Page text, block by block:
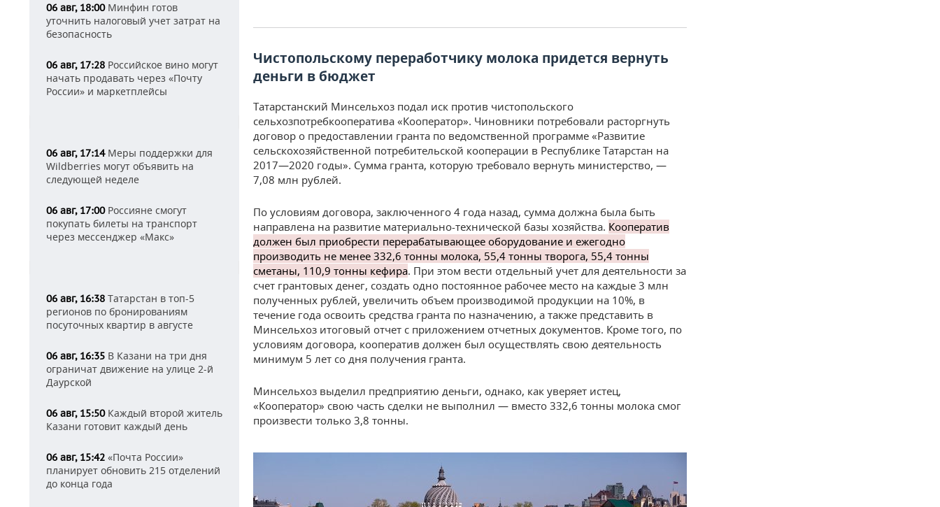
06 авг, 18:00Минфин готов
уточнить налоговый учет затрат на
безопасность
06 авг, 17:28 Российское вино могут
начать продавать через «Почту
России» и маркетплейсы
06 авг, 17:14Меры поддержки для
Wildberries могут объявить на
следующей неделе
06 авг, 17:00Россияне смогут
покупать билеты на транспорт
через мессенджер «Макс»
06 авг, 16:38 Татарстан в топ-5
регионов по бронированиям
посуточных квартир в августе
06 авг, 16:35 В Казани на три дня
ограничат движение на улице 2-й
Даурской
06 авг, 15:50Каждый второй житель
Казани готовит каждый день
06 авг, 15:42 «Почта России»
планирует обновить 215 отделений
до конца года
Чистопольскому переработчику молока придется вернуть
деньги в бюджет
Татарстанский Минсельхоз подал иск против чистопольского
сельхозпотребкооператива «Кооператор». Чиновники потребовали расторгнуть
договор о предоставлении гранта по ведомственной программе «Развитие
сельскохозяйственной потребительской кооперации в Республике Татарстан на
2017—2020 годы». Сумма гранта, которую требовало вернуть министерство, —
7,08 млн рублей.
По условиям договора, заключенного 4 года назад, сумма должна была быть
направлена на развитие материально-технической базы хозяйства. Кооператив
должен был приобрести перерабатывающее оборудование и ежегодно
производить не менее 332,6 тонны молока, 55,4 тонны творога, 55,4 тонны
сметаны, 110,9 тонны кефира. При этом вести отдельный учет для деятельности за
счет грантовых денег, создать одно постоянное рабочее место на каждые 3 млн
полученных рублей, увеличить объем производимой продукции на 10%, в
течение года освоить средства гранта по назначению, а также представить в
Минсельхоз итоговый отчет с приложением отчетных документов. Кроме того, по
условиям договора, кооператив должен был осуществлять свою деятельность
минимум 5 лет со дня получения гранта.
Минсельхоз выделил предприятию деньги, однако, как уверяет истец,
«Кооператор» свою часть сделки не выполнил — вместо 332,6 тонны молока смог
произвести только 3,8 тонны.